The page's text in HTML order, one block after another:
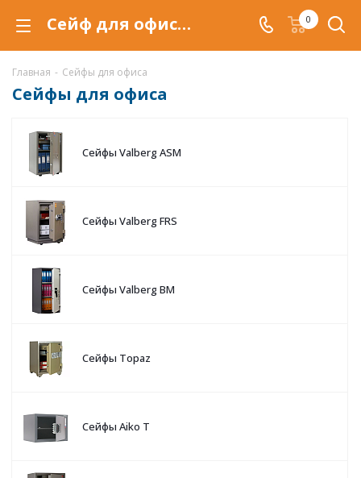
Сейф для офиса купить в Самаре, офисные сейфы по низкой цене, с доставкой. 0
Главная - Сейфы для офиса
Сейфы для офиса
Сейфы Valberg ASM
Сейфы Valberg FRS
Сейфы Valberg BM
Сейфы Topaz
Сейфы Aiko T